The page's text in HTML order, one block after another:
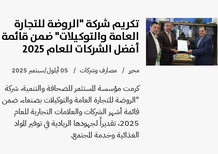
تكريم شركة "الروضة للتجارة
العامة والتوكيلات" ضمن قائمة
أفضل الشركات للعام 2025
محرر مصارف وشركات 05 أيلول/سبتمبر 2025
كرمت مؤسسة المستثمر للصحافة والتنمية، شركة
"الروضة للتجارة العامة والتوكيلات بصنعاء، ضمن
قائمة أشهر الشركات والعلامات التجارية للعام
2025، تقديراً لجهودها الريادية في توفير المواد
الغذائية وخدمة المجتمع.